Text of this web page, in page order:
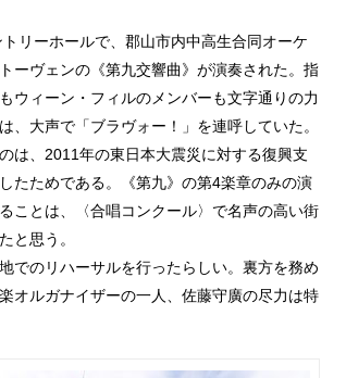
リーホールで、郡山市内中高生合同オーケ
ーヴェンの《第九交響曲》が演奏された。指
ウィーン・フィルのメンバーも文字通りの力
大声で「ブラヴォー！」を連呼していた。
は、2011年の東日本大震災に対する復興支
たためである。《第九》の第4楽章のみの演
ことは、〈合唱コンクール〉で名声の高い街
と思う。
でのリハーサルを行ったらしい。裏方を務め
オルガナイザーの一人、佐藤守廣の尽力は特